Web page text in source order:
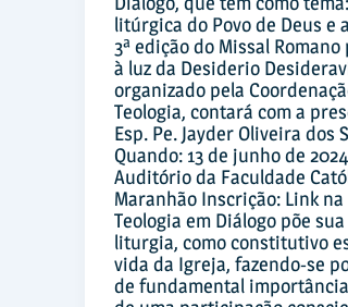
litúrgica do Povo de Deus e
3ª edição do Missal
à luz da Desiderio
organizado pela
Teologia, contará com a
Esp. Pe. Jayder Oliveira dos
Quando: 13 de junho de
Auditório da Faculdade
Maranhão Inscrição: Link na
Teologia em Diálogo põe
liturgia, como constitutivo
vida da Igreja, fazendo-se
de fundamental